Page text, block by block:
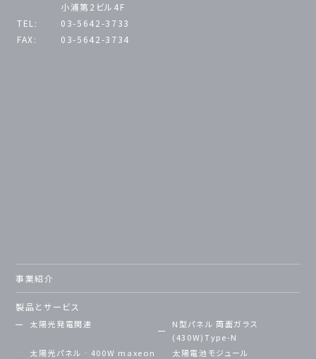
小浦第2ビル4F
TEL:
03-5642-3733
FAX:
03-5642-3734
事業紹介
製品とサービス
太陽光発電関連
N型パネル 両面ガラス
(430W)Type-N
太陽光パネル‐400W maxeon
太陽電池モジュール